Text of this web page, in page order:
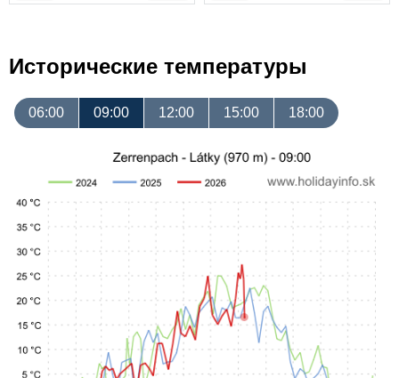
Исторические температуры
06:00 09:00 12:00 15:00 18:00